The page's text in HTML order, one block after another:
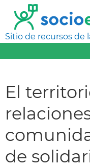
Sitio de recursos de
El
de